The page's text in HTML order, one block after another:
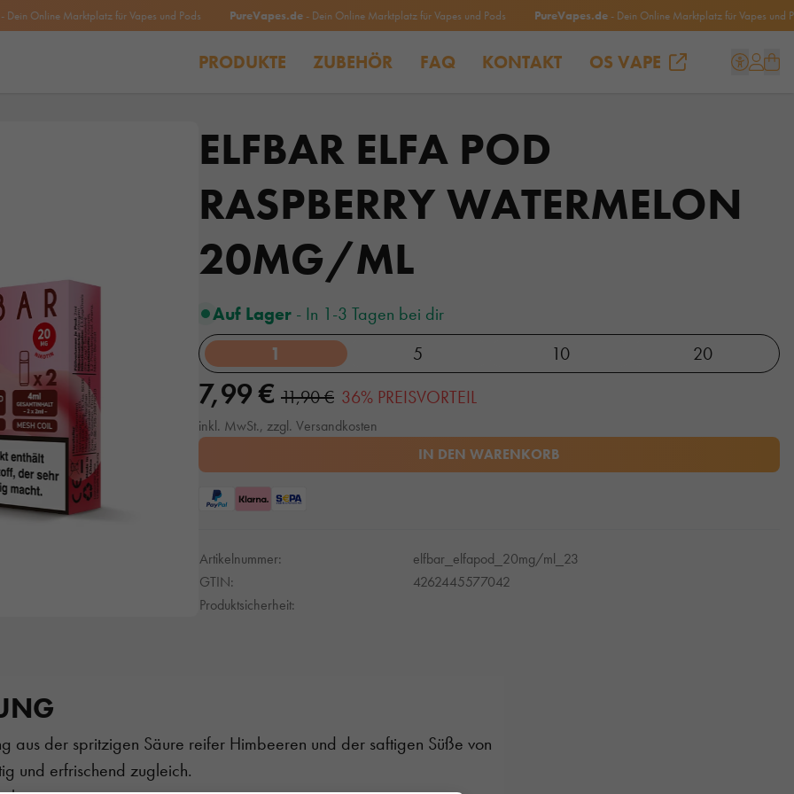
Marktplatz für Vapes und Pods PureVapes.de- Dein Online Marktplatz für Vapes und Pods PureVapes.de- Dein Online Marktplatz für Vapes und Pods
PRODUKTE ZUBEHÖR FAQ KONTAKT OS VAPE
ELFBAR ELFA POD
RASPBERRY WATERMELON
20MG/ML
Auf Lager - In 1-3 Tagen bei dir
1
5 10 20
7,99 € 11,90 € 36% PREISVORTEIL
inkl. MwSt., zzgl. Versandkosten
IN DEN WARENKORB
Artikelnummer:
elfbar_elfapod_20mg/ml_23
GTIN:
4262445577042
Produktsicherheit:
aus der spritzigen Säure reifer Himbeeren und der saftigen Süße von
und erfrischend zugleich.